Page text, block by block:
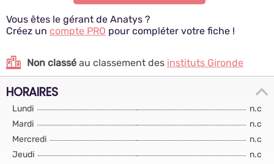
Vous êtes le gérant de Anatys ?
Créez un compte PRO pour compléter votre fiche !
Non classé au classement des instituts Gironde
HORAIRES
Lundi
n.c
Mardi
n.c
Mercredi
n.c
Jeudi
n.c